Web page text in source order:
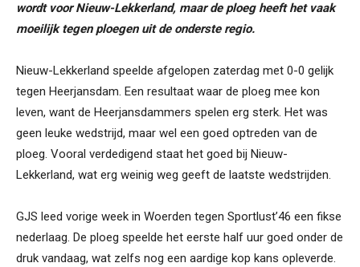
wordt voor Nieuw-Lekkerland, maar de ploeg heeft het vaak
moeilijk tegen ploegen uit de onderste regio.
Nieuw-Lekkerland speelde afgelopen zaterdag met 0-0 gelijk
tegen Heerjansdam. Een resultaat waar de ploeg mee kon
leven, want de Heerjansdammers spelen erg sterk. Het was
geen leuke wedstrijd, maar wel een goed optreden van de
ploeg. Vooral verdedigend staat het goed bij Nieuw-
Lekkerland, wat erg weinig weg geeft de laatste wedstrijden.
GJS leed vorige week in Woerden tegen Sportlust’46 een fikse
nederlaag. De ploeg speelde het eerste half uur goed onder de
druk vandaag, wat zelfs nog een aardige kop kans opleverde.